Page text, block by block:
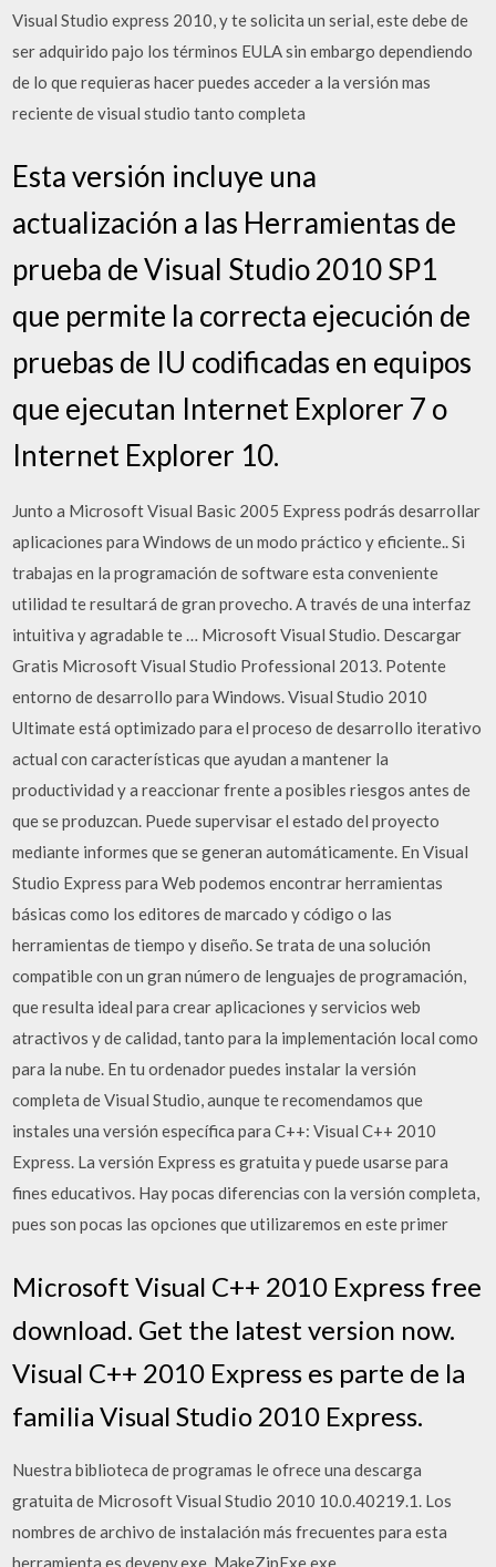
Visual Studio express 2010, y te solicita un serial, este debe de
ser adquirido pajo los términos EULA sin embargo dependiendo
de lo que requieras hacer puedes acceder a la versión mas
reciente de visual studio tanto completa
Esta versión incluye una
actualización a las Herramientas de
prueba de Visual Studio 2010 SP1
que permite la correcta ejecución de
pruebas de IU codificadas en equipos
que ejecutan Internet Explorer 7 o
Internet Explorer 10.
Junto a Microsoft Visual Basic 2005 Express podrás desarrollar
aplicaciones para Windows de un modo práctico y eficiente.. Si
trabajas en la programación de software esta conveniente
utilidad te resultará de gran provecho. A través de una interfaz
intuitiva y agradable te … Microsoft Visual Studio. Descargar
Gratis Microsoft Visual Studio Professional 2013. Potente
entorno de desarrollo para Windows. Visual Studio 2010
Ultimate está optimizado para el proceso de desarrollo iterativo
actual con características que ayudan a mantener la
productividad y a reaccionar frente a posibles riesgos antes de
que se produzcan. Puede supervisar el estado del proyecto
mediante informes que se generan automáticamente. En Visual
Studio Express para Web podemos encontrar herramientas
básicas como los editores de marcado y código o las
herramientas de tiempo y diseño. Se trata de una solución
compatible con un gran número de lenguajes de programación,
que resulta ideal para crear aplicaciones y servicios web
atractivos y de calidad, tanto para la implementación local como
para la nube. En tu ordenador puedes instalar la versión
completa de Visual Studio, aunque te recomendamos que
instales una versión específica para C++: Visual C++ 2010
Express. La versión Express es gratuita y puede usarse para
fines educativos. Hay pocas diferencias con la versión completa,
pues son pocas las opciones que utilizaremos en este primer
Microsoft Visual C++ 2010 Express free
download. Get the latest version now.
Visual C++ 2010 Express es parte de la
familia Visual Studio 2010 Express.
Nuestra biblioteca de programas le ofrece una descarga
gratuita de Microsoft Visual Studio 2010 10.0.40219.1. Los
nombres de archivo de instalación más frecuentes para esta
herramienta es devenv.exe, MakeZipExe.exe,